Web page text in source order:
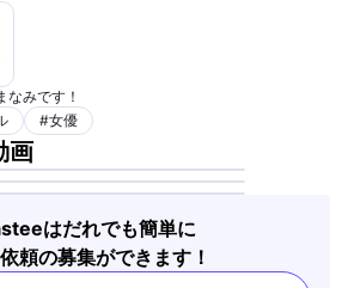
なみです！
#女優
画
はだれでも簡単に
頼の募集ができます！